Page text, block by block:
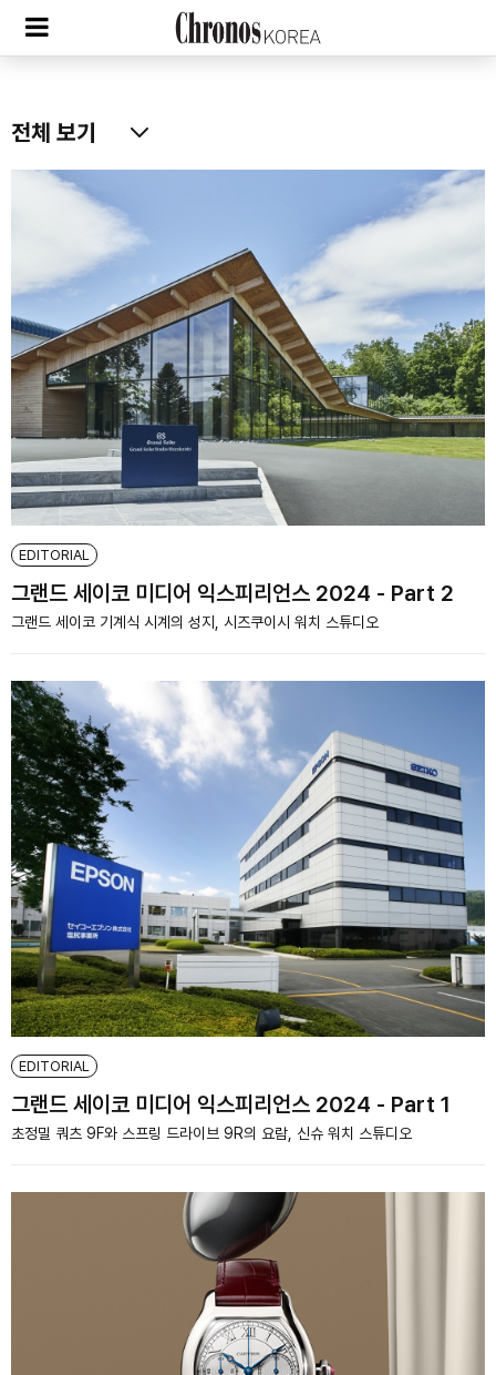
EDITORIAL
그랜드 세이코 미디어 익스피리언스 2024 - Part 2
그랜드 세이코 기계식 시계의 성지, 시즈쿠이시 워치 스튜디오
EDITORIAL
그랜드 세이코 미디어 익스피리언스 2024 - Part 1
초정밀 쿼츠 9F와 스프링 드라이브 9R의 요람, 신슈 워치 스튜디오